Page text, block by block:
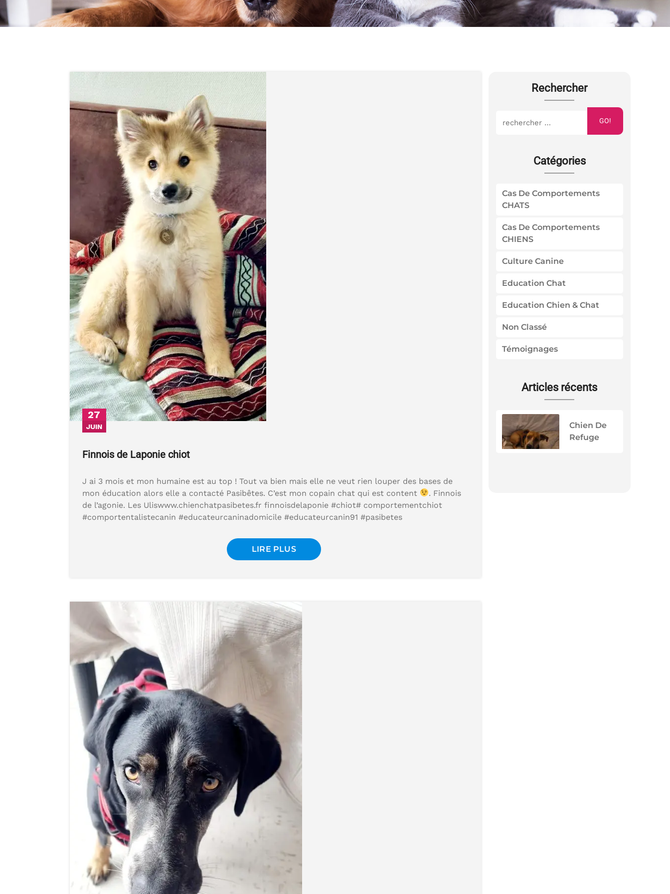
27
JUIN
Finnois de Laponie chiot
J ai 3 mois et mon humaine est au top ! Tout va bien mais elle ne veut rien louper des bases de
mon éducation alors elle a contacté Pasibêtes. C’est mon copain chat qui est content
. Finnois
de l’agonie. Les Uliswww.chienchatpasibetes.fr finnoisdelaponie #chiot# comportementchiot
#comportentalistecanin #educateurcaninadomicile #educateurcanin91 #pasibetes
LIRE PLUS
Rechercher
GO!
Catégories
Cas De Comportements
CHATS
Cas De Comportements
CHIENS
Culture Canine
Education Chat
Education Chien & Chat
Non Classé
Témoignages
Articles récents
Chien De
Refuge